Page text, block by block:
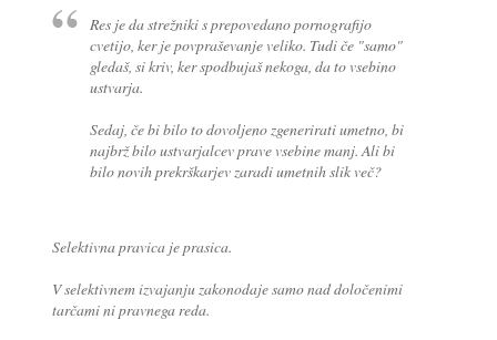
Res je da strežniki s prepovedano pornografijo
cvetijo, ker je povpraševanje veliko. Tudi če "samo"
gledaš, si kriv, ker spodbujaš nekoga, da to vsebino
ustvarja.
Sedaj, če bi bilo to dovoljeno zgenerirati umetno, bi
najbrž bilo ustvarjalcev prave vsebine manj. Ali bi
bilo novih prekrškarjev zaradi umetnih slik več?
Selektivna pravica je prasica.
V selektivnem izvajanju zakonodaje samo nad določenimi
tarčami ni pravnega reda.